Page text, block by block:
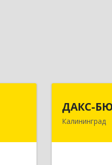
обл,
ДАКС-
Калининград